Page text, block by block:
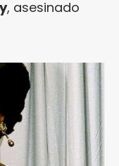
, asesinado